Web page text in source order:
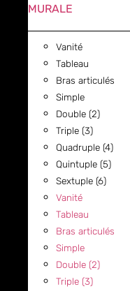
MURALE
Vanité
Tableau
Bras articulés
Simple
Double (2)
Triple (3)
Quadruple (4)
Quintuple (5)
Sextuple (6)
Vanité
Tableau
Bras articulés
Simple
Double (2)
Triple (3)